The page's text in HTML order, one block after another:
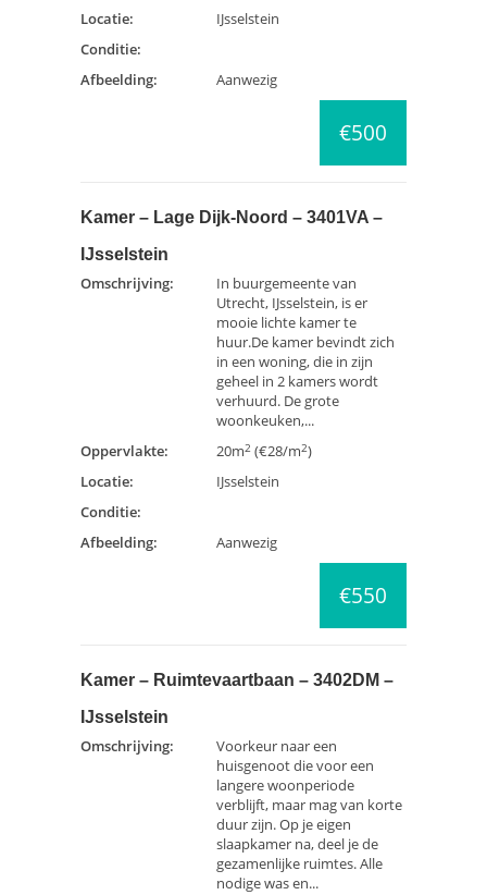
Locatie:
IJsselstein
Conditie:
Afbeelding:
Aanwezig
€500
Kamer – Lage Dijk-Noord – 3401VA –
IJsselstein
Omschrijving:
In buurgemeente van
Utrecht, IJsselstein, is er
mooie lichte kamer te
huur.De kamer bevindt zich
in een woning, die in zijn
geheel in 2 kamers wordt
verhuurd. De grote
woonkeuken,...
Oppervlakte:
20m2 (€28/m2)
Locatie:
IJsselstein
Conditie:
Afbeelding:
Aanwezig
€550
Kamer – Ruimtevaartbaan – 3402DM –
IJsselstein
Omschrijving:
Voorkeur naar een
huisgenoot die voor een
langere woonperiode
verblijft, maar mag van korte
duur zijn. Op je eigen
slaapkamer na, deel je de
gezamenlijke ruimtes. Alle
nodige was en...